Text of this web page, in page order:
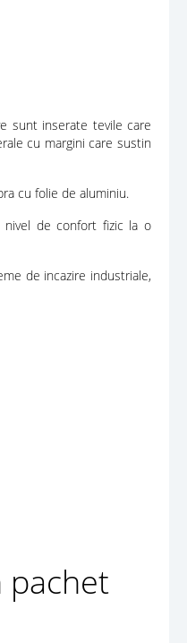
sunt inserate tevile care
cu margini care sustin
cu folie de aluminiu.
nivel de confort fizic la o
de incazire industriale,
pachet